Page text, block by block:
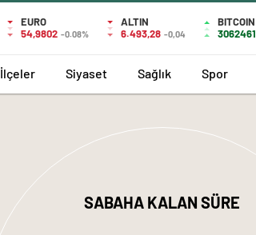
EURO
54,9802 -0.08%
ALTIN
6.493,28 -0,04
BITCOIN
3062461
İlçeler Siyaset Sağlık Spor
SABAHA KALAN SÜRE